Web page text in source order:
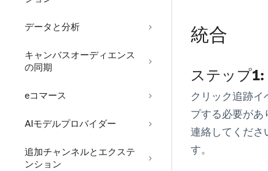
データと分析
キャンバスオーディエンス
の同期
eコマース
AIモデルプロバイダー
追加チャンネルとエクステ
ンション
統合
ステップ
クリック追跡
プする必要が
連絡してくださ
す。